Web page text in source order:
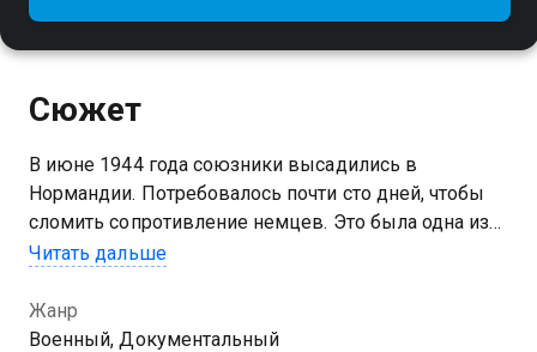
Сюжет
В июне 1944 года союзники высадились в
Нормандии. Потребовалось почти сто дней, чтобы
сломить сопротивление немцев. Это была одна из
самых масштабных операций в истории!
Читать дальше
Жанр
Военный, Документальный